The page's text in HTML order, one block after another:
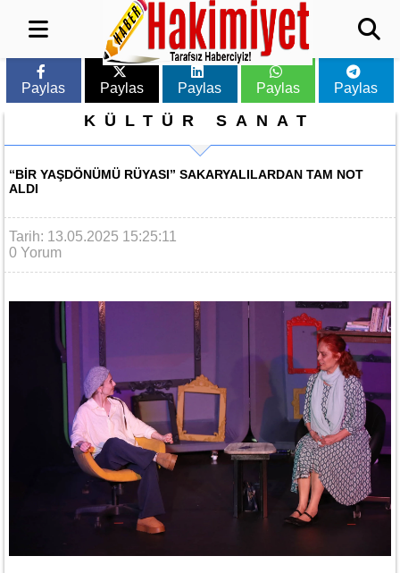
Paylas Paylas Paylas Paylas Paylas
KÜLTÜR SANAT
“BIR YAŞDÖNÜMÜ RÜYASI” SAKARYALILARDAN TAM NOT
ALDI
Tarih: 13.05.2025 15:25:11
0 Yorum